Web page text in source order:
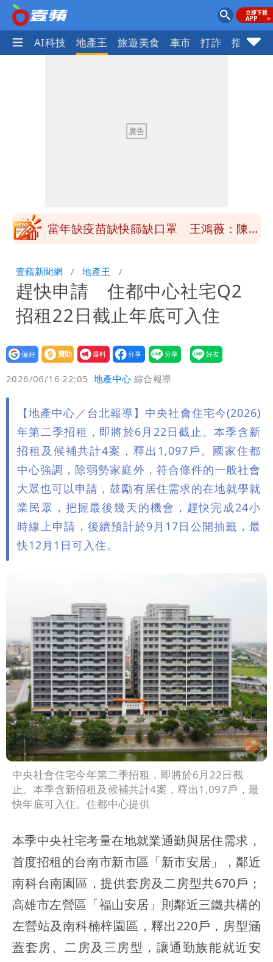
愛美 AI科技 地產王 旅遊美食 車市 打詐 指標企
很多謹慎判斷當時未被理解
抄襲造假當上劍橋大學教授 神鬼級履歷
10.6億顧問費決策過程在哪
當年缺疫苗缺快篩缺口罩 王鴻薇：陳時
聲押？交保？複訊後揭曉
慈濟買BNT遭詐10億元 蔡英文：政府
很多謹慎判斷當時未被理解
抄襲造假當上劍橋大學教授 神鬼級履歷
「攏係假」
壹蘋新聞網 地產王
趕快申請 住都中心社宅Q2
招租22日截止年底可入住
設為
贊助
我要
爆料
2026/06/16 22:05 地產中心 綜合報導
【地產中心／台北報導】中央社會住宅今(2026)
年第二季招租，即將於6月22日截止。本季含新
招租及候補共計4案，釋出1,097戶。國家住都
中心強調，除弱勢家庭外，符合條件的一般社會
大眾也可以申請，鼓勵有居住需求的在地就學就
業民眾，把握最後幾天的機會，趕快完成24小
時線上申請，後續預計於9月17日公開抽籤，最
快12月1日可入住。
中央社會住宅今年第二季招租，即將於6月22日截
止。本季含新招租及候補共計4案，釋出1,097戶，最
快年底可入住。住都中心提供
本季中央社宅考量在地就業通勤與居住需求，
首度招租的台南市新市區「新市安居」，鄰近
南科台南園區，提供套房及二房型共670戶；
高雄市左營區「福山安居」則鄰近三鐵共構的
左營站及南科楠梓園區，釋出220戶，房型涵
蓋套房、二房及三房型，讓通勤族能就近安